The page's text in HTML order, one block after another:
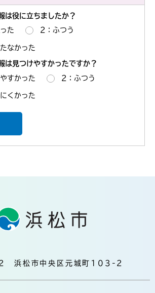
は役に立ちましたか？
た 2：ふつう
なかった
は見つけやすかったですか？
すかった 2：ふつう
くかった
松市中央区元城町103-2